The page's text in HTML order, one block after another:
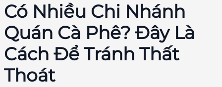
Có Nhiều Chi Nhánh
Quán Cà Phê? Đây Là
Cách Để Tránh Thất
Thoát